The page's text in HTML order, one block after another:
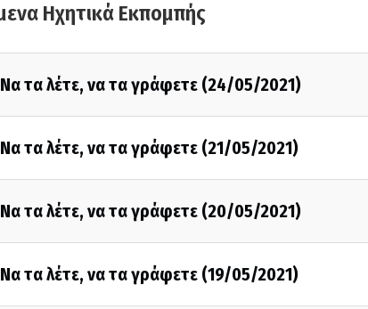
Ηχητικά Εκπομπής
Να τα λέτε, να τα γράφετε (24/05/2021)
Να τα λέτε, να τα γράφετε (21/05/2021)
Να τα λέτε, να τα γράφετε (20/05/2021)
Να τα λέτε, να τα γράφετε (19/05/2021)